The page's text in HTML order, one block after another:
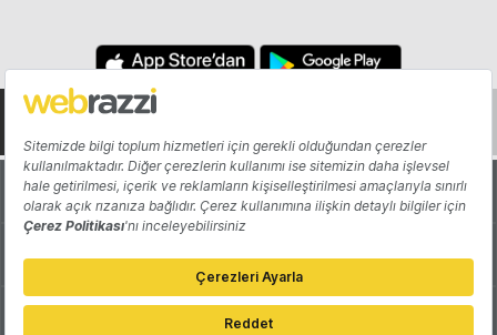
Hakkında Yazarlar
Katkıda Bulun Reklam